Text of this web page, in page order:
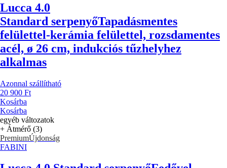
Lucca 4.0
Standard serpenyőTapadásmentes
felülettel-kerámia felülettel, rozsdamentes
acél, ø 26 cm, indukciós tűzhelyhez
alkalmas
Azonnal szállítható
20 900 Ft
Kosárba
Kosárba
egyéb változatok
+ Átmérő (3)
PremiumÚjdonság
FABINI